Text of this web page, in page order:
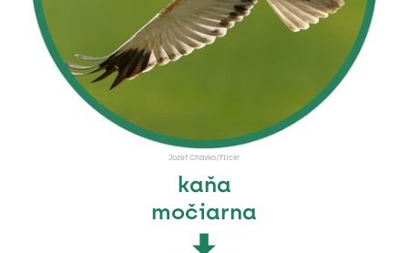
Jozef Chavko/Flickr
kaňa
močiarna